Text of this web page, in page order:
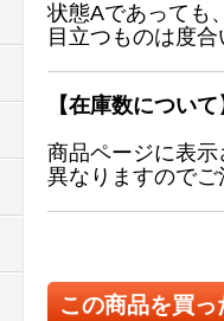
状態Aであっても
目立つものは度
【在庫数について
商品ページに表
異なりますのでご
この商品を買